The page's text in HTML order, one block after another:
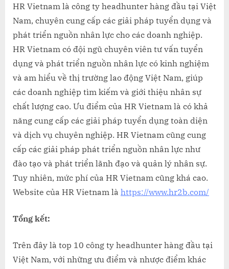
HR Vietnam là công ty headhunter hàng đầu tại Việt
Nam, chuyên cung cấp các giải pháp tuyển dụng và
phát triển nguồn nhân lực cho các doanh nghiệp.
HR Vietnam có đội ngũ chuyên viên tư vấn tuyển
dụng và phát triển nguồn nhân lực có kinh nghiệm
và am hiểu về thị trường lao động Việt Nam, giúp
các doanh nghiệp tìm kiếm và giới thiệu nhân sự
chất lượng cao. Ưu điểm của HR Vietnam là có khả
năng cung cấp các giải pháp tuyển dụng toàn diện
và dịch vụ chuyên nghiệp. HR Vietnam cũng cung
cấp các giải pháp phát triển nguồn nhân lực như
đào tạo và phát triển lãnh đạo và quản lý nhân sự.
Tuy nhiên, mức phí của HR Vietnam cũng khá cao.
Website của HR Vietnam là https://www.hr2b.com/
Tổng kết:
Trên đây là top 10 công ty headhunter hàng đầu tại
Việt Nam, với những ưu điểm và nhược điểm khác